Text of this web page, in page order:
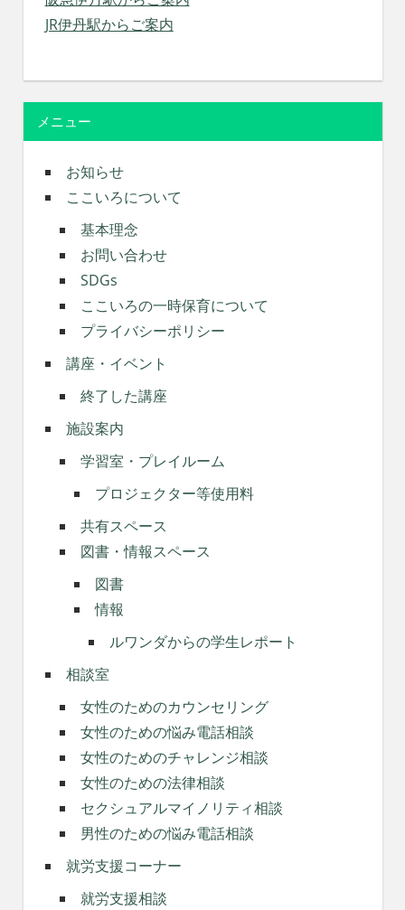
JR伊丹駅からご案内
メニュー
お知らせ
ここいろについて
基本理念
お問い合わせ
SDGs
ここいろの一時保育について
プライバシーポリシー
講座・イベント
終了した講座
施設案内
学習室・プレイルーム
プロジェクター等使用料
共有スペース
図書・情報スペース
図書
情報
ルワンダからの学生レポート
相談室
女性のためのカウンセリング
女性のための悩み電話相談
女性のためのチャレンジ相談
女性のための法律相談
セクシュアルマイノリティ相談
男性のための悩み電話相談
就労支援コーナー
就労支援相談